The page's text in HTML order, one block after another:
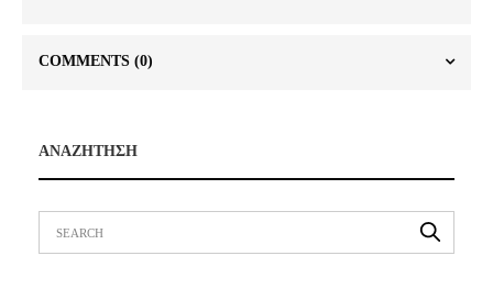
COMMENTS (0)
ΑΝΑΖΗΤΗΣΗ